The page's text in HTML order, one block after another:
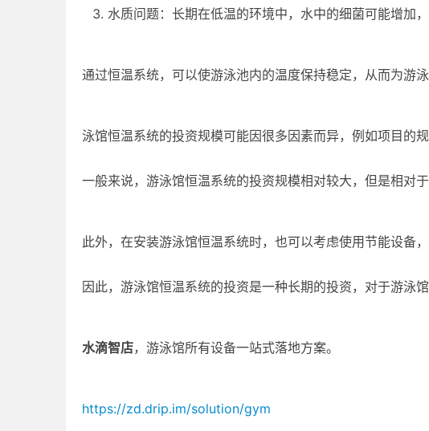
水质问题：长期在低温的环境中，水中的细菌可能增加
通过恒温系统，可以使游泳池内的温度保持稳定，从而为游
泳馆恒温系统的投资规模可能因很多因素而异，例如项目的
一般来说，游泳馆恒温系统的投资规模相对较大，但是相对
此外，在安装游泳馆恒温系统时，也可以考虑使用节能设备
因此，游泳馆恒温系统的投资是一种长期的投资，对于游泳
水滴智店，游泳馆所有设备一站式落地方案。
https://zd.drip.im/solution/gym